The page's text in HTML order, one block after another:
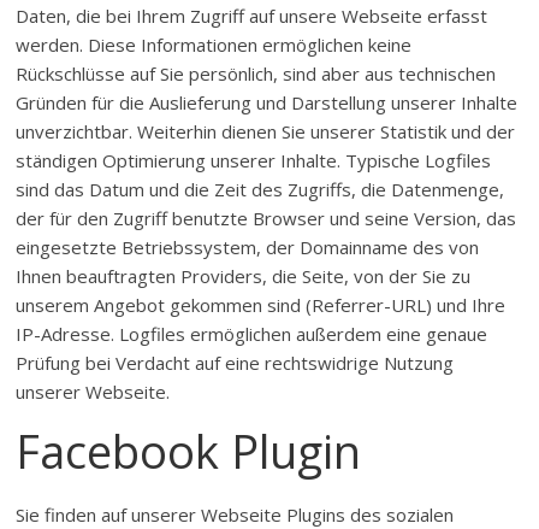
Daten, die bei Ihrem Zugriff auf unsere Webseite erfasst
werden. Diese Informationen ermöglichen keine
Rückschlüsse auf Sie persönlich, sind aber aus technischen
Gründen für die Auslieferung und Darstellung unserer Inhalte
unverzichtbar. Weiterhin dienen Sie unserer Statistik und der
ständigen Optimierung unserer Inhalte. Typische Logfiles
sind das Datum und die Zeit des Zugriffs, die Datenmenge,
der für den Zugriff benutzte Browser und seine Version, das
eingesetzte Betriebssystem, der Domainname des von
Ihnen beauftragten Providers, die Seite, von der Sie zu
unserem Angebot gekommen sind (Referrer-URL) und Ihre
IP-Adresse. Logfiles ermöglichen außerdem eine genaue
Prüfung bei Verdacht auf eine rechtswidrige Nutzung
unserer Webseite.
Facebook Plugin
Sie finden auf unserer Webseite Plugins des sozialen